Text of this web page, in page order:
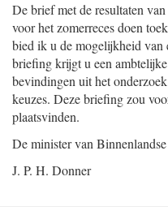
De brief met de resultaten
voor het zomerreces doen
bied ik u de mogelijkheid van
briefing krijgt u een
bevindingen uit het
keuzes. Deze briefing zou
plaatsvinden.
De minister van
J. P. H. Donner